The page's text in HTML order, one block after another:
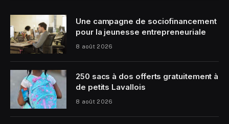
Une campagne de sociofinancement
pour la jeunesse entrepreneuriale
8 août 2026
250 sacs à dos offerts gratuitement à
de petits Lavallois
8 août 2026